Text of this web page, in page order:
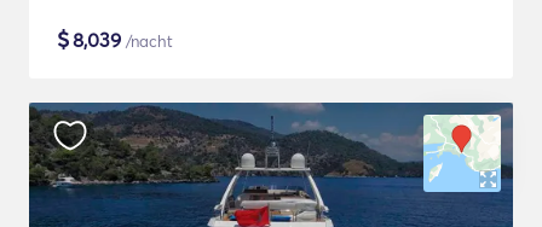
$8,039 /nacht